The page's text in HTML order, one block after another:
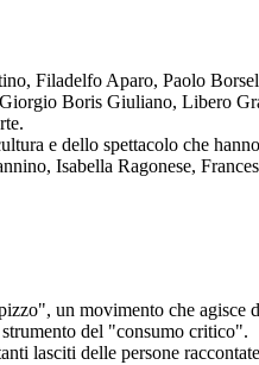
Filadelfo Aparo, Paolo
Boris Giuliano, Libero
e dello spettacolo che
Isabella Ragonese,
un movimento che
del "consumo critico".
lasciti delle persone